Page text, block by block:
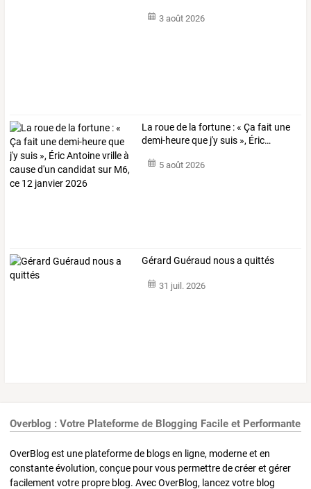
3 août 2026
La rouede la fortune :« Ça fait une
demi-heureque j'ysuis », Éric…
5 août 2026
Gérard Guéraud nous a quittés
31 juil. 2026
Overblog : Votre Plateforme de Blogging Facile et Performante
OverBlog est une plateforme de blogs en ligne, moderne et en
constante évolution, conçue pour vous permettre de créer et gérer
facilement votre propre blog. Avec OverBlog, lancez votre blog